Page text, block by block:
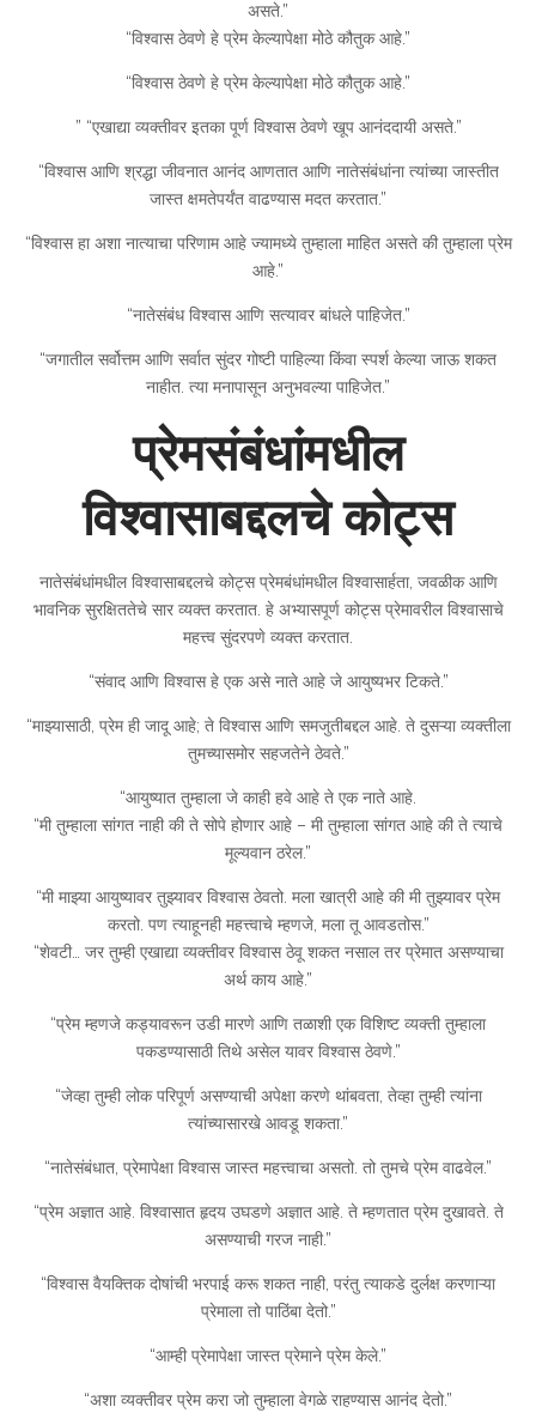
असते.”
“विश्वास ठेवणे हे प्रेम केल्यापेक्षा मोठे कौतुक आहे.”
“विश्वास ठेवणे हे प्रेम केल्यापेक्षा मोठे कौतुक आहे.”
” “एखाद्या व्यक्तीवर इतका पूर्ण विश्वास ठेवणे खूप आनंददायी असते.”
“विश्वास आणि श्रद्धा जीवनात आनंद आणतात आणि नातेसंबंधांना त्यांच्या जास्तीत
जास्त क्षमतेपर्यंत वाढण्यास मदत करतात.”
“विश्वास हा अशा नात्याचा परिणाम आहे ज्यामध्ये तुम्हाला माहित असते की तुम्हाला प्रेम
आहे.”
“नातेसंबंध विश्वास आणि सत्यावर बांधले पाहिजेत.”
“जगातील सर्वोत्तम आणि सर्वात सुंदर गोष्टी पाहिल्या किंवा स्पर्श केल्या जाऊ शकत
नाहीत. त्या मनापासून अनुभवल्या पाहिजेत.”
प्रेमसंबंधांमधील
विश्वासाबद्दलचे कोट्स
नातेसंबंधांमधील विश्वासाबद्दलचे कोट्स प्रेमबंधांमधील विश्वासार्हता, जवळीक आणि
भावनिक सुरक्षिततेचे सार व्यक्त करतात. हे अभ्यासपूर्ण कोट्स प्रेमावरील विश्वासाचे
महत्त्व सुंदरपणे व्यक्त करतात.
“संवाद आणि विश्वास हे एक असे नाते आहे जे आयुष्यभर टिकते.”
“माझ्यासाठी, प्रेम ही जादू आहे; ते विश्वास आणि समजुतीबद्दल आहे. ते दुसऱ्या व्यक्तीला
तुमच्यासमोर सहजतेने ठेवते.”
“आयुष्यात तुम्हाला जे काही हवे आहे ते एक नाते आहे.
“मी तुम्हाला सांगत नाही की ते सोपे होणार आहे – मी तुम्हाला सांगत आहे की ते त्याचे
मूल्यवान ठरेल.”
“मी माझ्या आयुष्यावर तुझ्यावर विश्वास ठेवतो. मला खात्री आहे की मी तुझ्यावर प्रेम
करतो. पण त्याहूनही महत्त्वाचे म्हणजे, मला तू आवडतोस.”
“शेवटी… जर तुम्ही एखाद्या व्यक्तीवर विश्वास ठेवू शकत नसाल तर प्रेमात असण्याचा
अर्थ काय आहे.”
“प्रेम म्हणजे कड्यावरून उडी मारणे आणि तळाशी एक विशिष्ट व्यक्ती तुम्हाला
पकडण्यासाठी तिथे असेल यावर विश्वास ठेवणे.”
“जेव्हा तुम्ही लोक परिपूर्ण असण्याची अपेक्षा करणे थांबवता, तेव्हा तुम्ही त्यांना
त्यांच्यासारखे आवडू शकता.”
“नातेसंबंधात, प्रेमापेक्षा विश्वास जास्त महत्त्वाचा असतो. तो तुमचे प्रेम वाढवेल.”
“प्रेम अज्ञात आहे. विश्वासात हृदय उघडणे अज्ञात आहे. ते म्हणतात प्रेम दुखावते. ते
असण्याची गरज नाही.”
“विश्वास वैयक्तिक दोषांची भरपाई करू शकत नाही, परंतु त्याकडे दुर्लक्ष करणाऱ्या
प्रेमाला तो पाठिंबा देतो.”
“आम्ही प्रेमापेक्षा जास्त प्रेमाने प्रेम केले.”
“अशा व्यक्तीवर प्रेम करा जो तुम्हाला वेगळे राहण्यास आनंद देतो.”